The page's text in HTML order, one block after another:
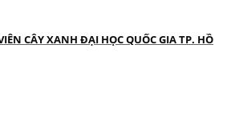
CÂY XANH ĐẠI HỌC QUỐC GIA TP. HỒ